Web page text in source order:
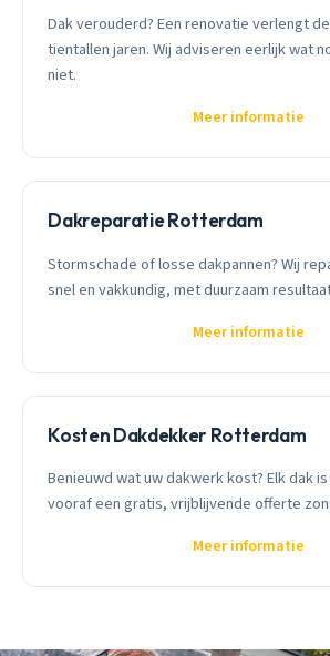
Dak verouderd? Een renovatie verlengt
tientallen jaren. Wij adviseren eerlijk wat
niet.
Meer informatie
Dakreparatie Rotterdam
Stormschade of losse dakpannen? Wij
snel en vakkundig, met duurzaam
Meer informatie
Kosten Dakdekker Rotterdam
Benieuwd wat uw dakwerk kost? Elk dak
vooraf een gratis, vrijblijvende offerte
Meer informatie